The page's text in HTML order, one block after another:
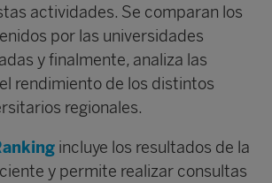
actividades. Se comparan los
por las universidades
y finalmente, analiza las
rendimiento de los distintos
regionales.
incluye los resultados de la
y permite realizar consultas